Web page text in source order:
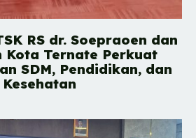
RS dr. Soepraoen dan
Kota Ternate Perkuat
SDM, Pendidikan, dan
Kesehatan